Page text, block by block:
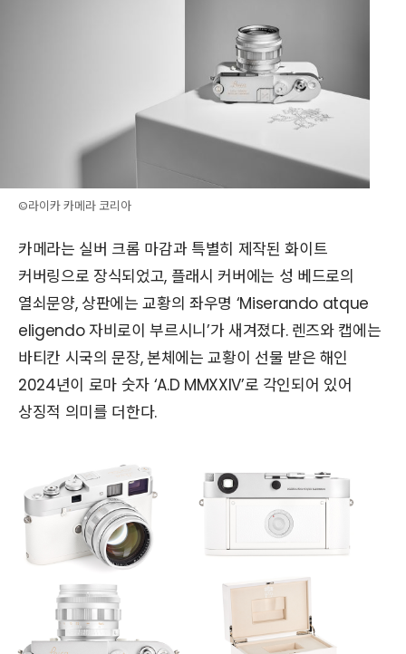
©라이카 카메라 코리아
카메라는 실버 크롬 마감과 특별히 제작된 화이트
커버링으로 장식되었고, 플래시 커버에는 성 베드로의
열쇠문양, 상판에는 교황의 좌우명 ‘Miserando atque
eligendo 자비로이 부르시니’가 새겨졌다. 렌즈와 캡에는
바티칸 시국의 문장, 본체에는 교황이 선물 받은 해인
2024년이 로마 숫자 ‘A.D MMXXIV’로 각인되어 있어
상징적 의미를 더한다.